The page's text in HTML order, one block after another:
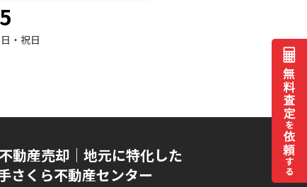
・祝日
動産売却｜地元に特化した
さくら不動産センター